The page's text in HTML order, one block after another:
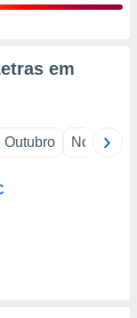
em
Outubro Novembro